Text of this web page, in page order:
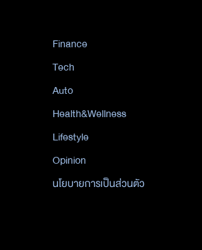
Finance
Tech
Auto
Health&Wellness
Lifestyle
Opinion
นโยบายการเป็นส่วนตัว